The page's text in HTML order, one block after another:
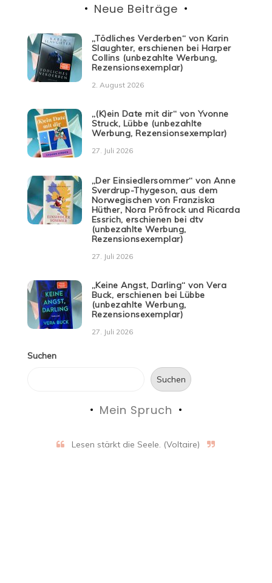
Neue Beiträge
„Tödliches Verderben“ von Karin
Slaughter, erschienen bei Harper
Collins (unbezahlte Werbung,
Rezensionsexemplar)
2. August 2026
„(K)ein Date mit dir“ von Yvonne
Struck, Lübbe (unbezahlte
Werbung, Rezensionsexemplar)
27. Juli 2026
„Der Einsiedlersommer“ von Anne
Sverdrup-Thygeson, aus dem
Norwegischen von Franziska
Hüther, Nora Pröfrock und Ricarda
Essrich, erschienen bei dtv
(unbezahlte Werbung,
Rezensionsexemplar)
27. Juli 2026
„Keine Angst, Darling“ von Vera
Buck, erschienen bei Lübbe
(unbezahlte Werbung,
Rezensionsexemplar)
27. Juli 2026
Suchen
Suchen
Mein Spruch
Lesen stärkt die Seele. (Voltaire)